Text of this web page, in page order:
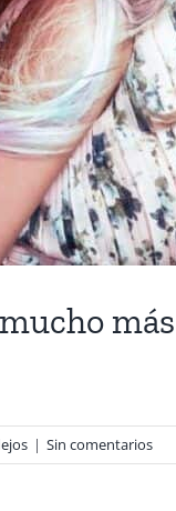
más
| Sin comentarios